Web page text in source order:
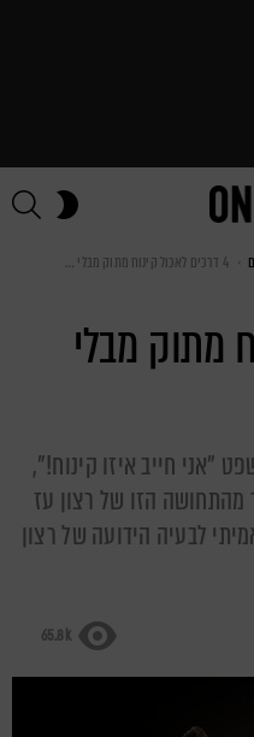
SKIN
4 דרכים לאכול קינוח מתוק מבלי להשמין
מתוק מבלי
"אני חייב איזו קינוח!",
הזו של רצון עז
לבעיה הידועה של רצון
65.8k